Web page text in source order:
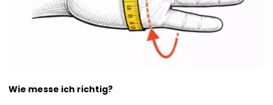
Wie messe ich richtig?